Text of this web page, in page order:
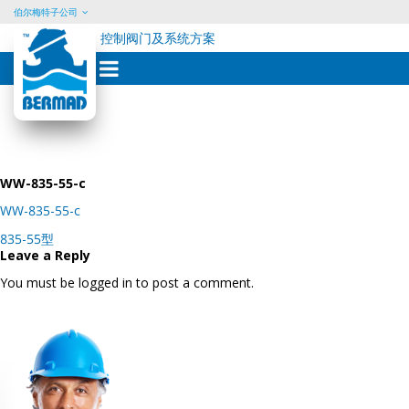
Skip
content
伯尔梅特子公司
控制阀门及系统方案
WW-835-55-c
WW-835-55-c
Post
navigation
835-55型
Leave a Reply
You must be logged in to post a comment.